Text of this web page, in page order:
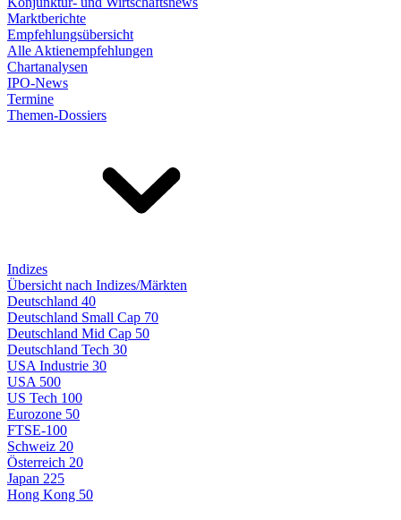
Marktberichte
Empfehlungsübersicht
Alle Aktienempfehlungen
Chartanalysen
IPO-News
Termine
Themen-Dossiers
Indizes
Übersicht nach Indizes/Märkten
Deutschland 40
Deutschland Small Cap 70
Deutschland Mid Cap 50
Deutschland Tech 30
USA Industrie 30
USA 500
US Tech 100
Eurozone 50
FTSE-100
Schweiz 20
Österreich 20
Japan 225
Hong Kong 50